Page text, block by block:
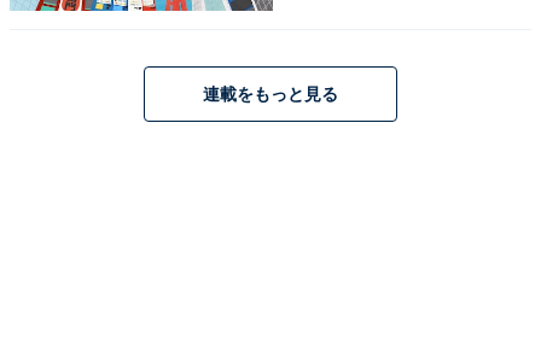
記事に戻る
連載をもっと見る